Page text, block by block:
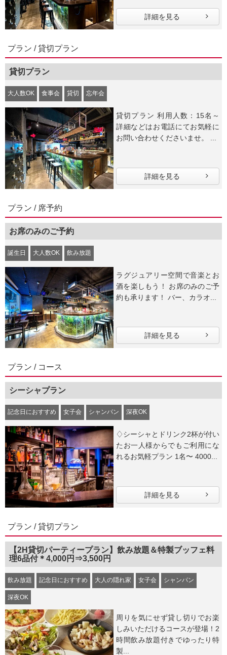
詳細を見る
プラン / 貸切プラン
貸切プラン
大人数OK 食事会 貸切 忘年会
貸切プラン 利用人数：15名～
詳細などはお電話にてお気軽に
詳細を見る
プラン / 席予約
お席のみのご予約
誕生日 大人数OK 飲み放題
ラグジュアリー空間で音楽とお
酒を楽しもう！ お席のみのご予
約も承ります！ バー、カラオ...
詳細を見る
プラン / コース
シーシャプラン
記念日におすすめ 女子会 シャンパン 深夜OK
♢シーシャとドリンク2杯が付い
たお一人様からでもご利用にな
れるお気軽プラン 1名〜 4000...
詳細を見る
プラン / 貸切プラン
【2H貸切パーティープラン】飲み放題＆特製ブッフェ料
理6品付＊4,000円⇒3,500円
飲み放題 記念日におすすめ 大人の隠れ家 女子会 シャンパン
深夜OK
周りを気にせず貸し切りでお楽
しみいただけるコースが登場！2
時間飲み放題付きでゆったり特
製...